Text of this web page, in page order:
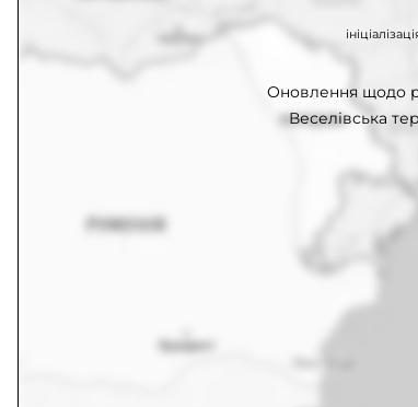
Оновлення щодо
Веселівська